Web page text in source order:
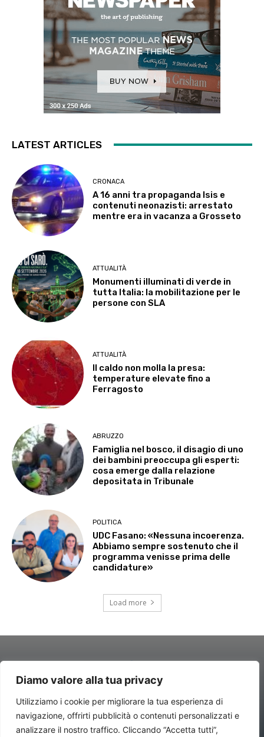
Diamo valore alla tua privacy
Utilizziamo i cookie per migliorare la tua esperienza di
navigazione, offrirti pubblicità o contenuti personalizzati e
analizzare il nostro traffico. Cliccando “Accetta tutti”,
LATEST ARTICLES
CRONACA
A 16 anni tra propaganda Isis e
contenuti neonazisti: arrestato
mentre era in vacanza a Grosseto
ATTUALITÀ
Monumenti illuminati di verde in
tutta Italia: la mobilitazione per le
persone con SLA
ATTUALITÀ
Il caldo non molla la presa:
temperature elevate fino a
Ferragosto
ABRUZZO
Famiglia nel bosco, il disagio di uno
dei bambini preoccupa gli esperti:
cosa emerge dalla relazione
depositata in Tribunale
POLITICA
UDC Fasano: «Nessuna incoerenza.
Abbiamo sempre sostenuto che il
programma venisse prima delle
candidature»
Load more
Contatti//Redazione:redazione@newsitalynews.it